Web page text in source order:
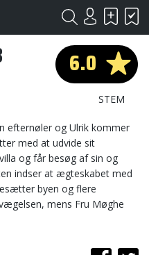
6.0
STEM
efternøler og Ulrik kommer
med at udvide sit
og får besøg af sin og
indser at ægteskabet med
byen og flere
mens Fru Møghe